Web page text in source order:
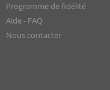
Programme de fidélité
Aide - FAQ
Nous contacter